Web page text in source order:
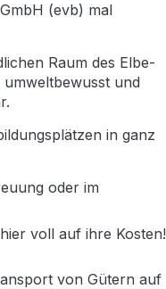
(evb) mal
Raum des Elbe-
und
in ganz
oder im
voll auf ihre Kosten!
von Gütern auf